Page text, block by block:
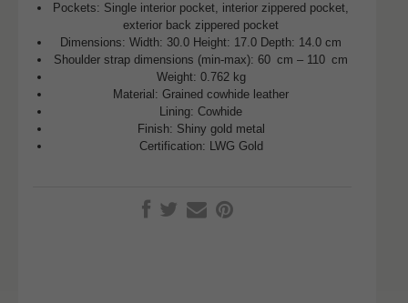
Pockets: Single interior pocket, interior zippered pocket,
exterior back zippered pocket
Dimensions: Width: 30.0 Height: 17.0 Depth: 14.0 cm
Shoulder strap dimensions (min-max):60cm – 110cm
Weight: 0.762 kg
Material:Grained cowhide leather
Lining:Cowhide
Finish: Shiny gold metal
Certification: LWG Gold